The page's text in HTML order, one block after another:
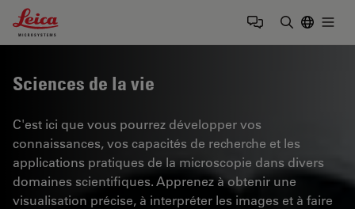
Leica Microsystems Logo
Sciences de la vie
C'est ici que vous pourrez développer vos
connaissances, vos capacités de recherche et les
applications pratiques de la microscopie dans divers
domaines scientifiques. Apprenez à obtenir une
visualisation précise, à interpréter les images et à faire